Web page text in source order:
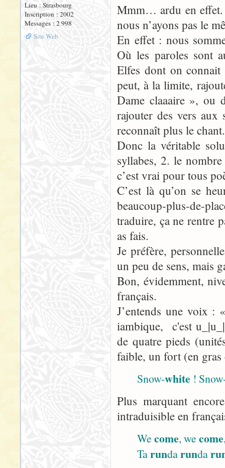
Lieu : Strasbourg
Inscription : 2002
Messages : 2 998
Site Web
Mmm… ardu en effet.
nous n’ayons pas le
En effet : nous
Où les paroles sont
Elfes dont on
peut, à la limite,
Dame claaaire », ou
rajouter des vers aux
reconnaît plus le chant.
Donc la véritable
syllabes, 2. le
c’est vrai pour tous
C’est là qu’on se
beaucoup-plus-de-
traduire, ça ne rentre
as fais.
Je préfère,
un peu de sens, mais
Bon, évidemment,
français.
J’entends une voix :
iambique, c'est
de quatre pieds
faible, un fort (en gras
Snow-white !
Plus marquant
intraduisible en
We come, we come
Tarundarunda